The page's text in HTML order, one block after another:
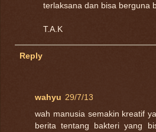
terlaksana dan bisa berguna
T.A.K
Reply
wahyu 29/7/13
wah manusia semakin kreatif
berita tentang bakteri yang